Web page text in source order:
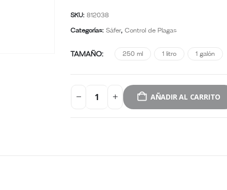
SKU: 812038
Categorías: Sáfer, Control de Plagas
TAMAÑO 250 ml 1 litro 1 galón
AÑADIR AL CARRITO